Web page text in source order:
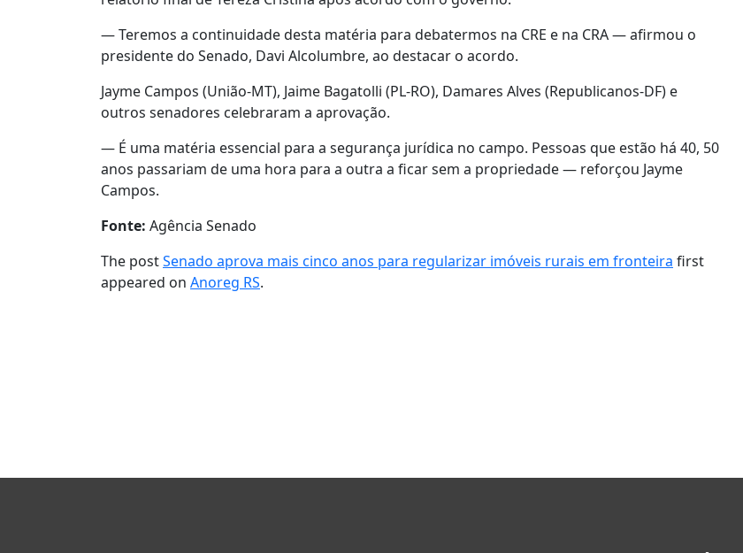
— Teremos a continuidade desta matéria para debatermos na CRE e na CRA — afirmou o
presidente do Senado, Davi Alcolumbre, ao destacar o acordo.
Jayme Campos (União-MT), Jaime Bagatolli (PL-RO), Damares Alves (Republicanos-DF) e
outros senadores celebraram a aprovação.
— É uma matéria essencial para a segurança jurídica no campo. Pessoas que estão há 40, 50
anos passariam de uma hora para a outra a ficar sem a propriedade — reforçou Jayme
Campos.
Fonte: Agência Senado
The postSenado aprova mais cinco anos para regularizar imóveis rurais em fronteira first
appeared on Anoreg RS.